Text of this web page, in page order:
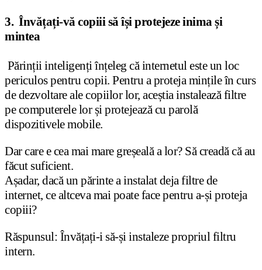
3. Învățați-vă copiii să își protejeze inima și
mintea
Părinții inteligenți înțeleg că internetul este un loc
periculos pentru copii. Pentru a proteja mințile în curs
de dezvoltare ale copiilor lor, aceștia instalează filtre
pe computerele lor și protejează cu parolă
dispozitivele mobile.
Dar care e cea mai mare greșeală a lor? Să creadă că au
făcut suficient.
Așadar, dacă un părinte a instalat deja filtre de
internet, ce altceva mai poate face pentru a-și proteja
copiii?
Răspunsul: Învățați-i să-și instaleze propriul filtru
intern.